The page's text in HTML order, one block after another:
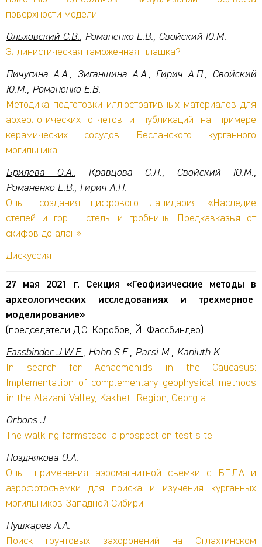
поверхности модели
Ольховский С.В., Романенко Е.В., Свойский Ю.М.
Эллинистическая таможенная плашка?
Пичугина А.А., Зиганшина А.А., Гирич А.П., Свойский
Ю.М., Романенко Е.В.
Методика подготовки иллюстративных материалов для
археологических отчетов и публикаций на примере
керамических сосудов Бесланского курганного
могильника
Брилева О.А., Кравцова С.Л., Свойский Ю.М.,
Романенко Е.В., Гирич А.П.
Опыт создания цифрового лапидария «Наследие
степей и гор – стелы и гробницы Предкавказья от
скифов до алан»
Дискуссия
27 мая 2021 г. Секция «Геофизические методы в
археологических исследованиях и трехмерное
моделирование»
(председатели Д.С. Коробов, Й. Фассбиндер)
Fassbinder J.W.E., Hahn S.E., Parsi M., Kaniuth K.
In search for Achaemenids in the Caucasus:
Implementation of complementary geophysical methods
in the Alazani Valley, Kakheti Region, Georgia
Orbons J.
The walking farmstead, a prospection test site
Позднякова О.А.
Опыт применения аэромагнитной съемки с БПЛА и
аэрофотосъемки для поиска и изучения курганных
могильников Западной Сибири
Пушкарев А.А.
Поиск грунтовых захоронений на Оглахтинском